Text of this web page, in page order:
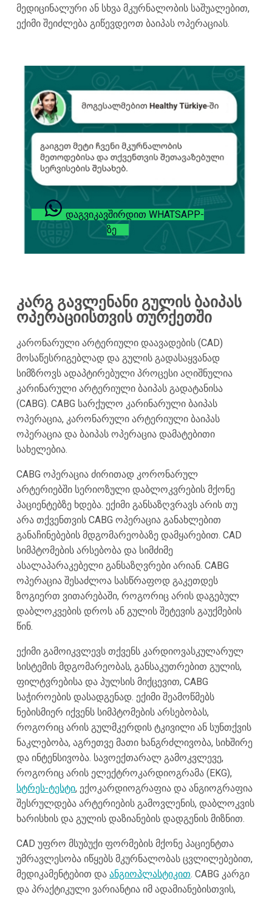
მედიცინალური ან სხვა მკურნალობის საშუალებით,
ექიმი შეიძლება გიწევდეოთ ბაიპას ოპერაციას.
ᲓᲐᲒᲕᲘᲙᲐᲕᲨᲘᲠᲓᲘᲗ WHATSAPP-
ᲖᲔ
კარგ გავლენანი გულის ბაიპას
ოპერაციისთვის თურქეთში
კარონარული არტერიული დაავადების (CAD)
მოსაწესრიგებლად და გულის გადასაყვანად
სიმზროვს ადაპტირებული პროცესი აღიშნულია
კარინარული არტერიული ბაიპას გადატანისა
(CABG). CABG სარქულო კარინარული ბაიპას
ოპერაცია, კარონარული არტერიული ბაიპას
ოპერაცია და ბაიპას ოპერაცია დამატებითი
სახელებია.
CABG ოპერაცია ძირითად კორონარულ
არტერიებში სერიოზული დაბლოკვრების მქონე
პაციენტებზე ხდება. ექიმი განსაზღვრავს არის თუ
არა თქვენთვის CABG ოპერაცია განახლებით
განაჩინებების მდგომარეობაზე დამყარებით. CAD
სიმპტომების არსებობა და სიმძიმე
ასალაპარაკებელი განსაზღვრები არიან. CABG
ოპერაცია შესაძლოა სასწრაფოდ გაკეთდეს
ზოგიერთ ვითარებაში, როგორიც არის დაგებულ
დაბლოკვების დროს ან გულის შეტევის გაუქმების
წინ.
ექიმი გამოიკვლევს თქვენს კარდიოვასკულარულ
სისტემის მდგომარეობას, განსაკუთრებით გულის,
ფილტვრებისა და პულსის მიქცევით, CABG
საჭიროების დასადგენად. ექიმი შეამოწმებს
ნებისმიერ იქვენს სიმპტომების არსებობას,
როგორიც არის გულმკერდის ტკივილი ან სუნთქვის
ნაკლებობა, აგრეთვე მათი ხანგრძლივობა, სიხშირე
და ინტენსივობა. სავოექთარალ გამოკვლევე,
როგორიც არის ელექტროკარდიოგრამა (EKG),
სტრეს-ტესტი, ექოკარდიოგრაფია და ანგიოგრაფია
შესრულდება არტერიების გამოვლენის, დაბლოკვის
ხარისხის და გულის დაზიანების დადგენის მიზნით.
CAD უფრო მსუბუქი ფორმების მქონე პაციენტთა
უმრავლესობა იწყებს მკურნალობას ცვლილებებით,
მედიკამენტებით და ანგიოპლასტიკით. CABG კარგი
და პრაქტიკული ვარიანტია იმ ადამიანებისთვის,